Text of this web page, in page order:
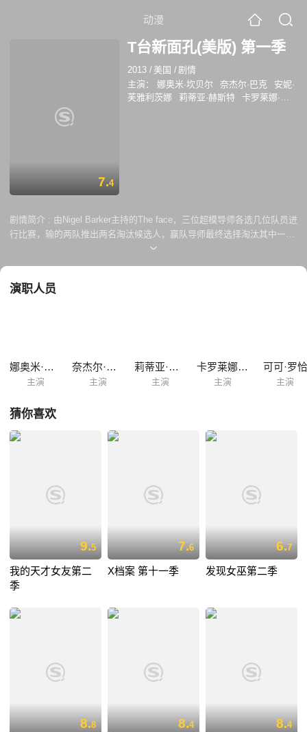
动漫
7.4
T台新面孔(美版) 第一季
2013 / 美国 /剧情
主演：
娜奥米·坎贝尔 奈杰尔·巴克
安妮·
芙雅利茨娜
莉蒂亚·赫斯特
卡罗莱娜·科
剧情简介 : 由Nigel Barker主持的The face，三位超模导师各选几位队员进
行比赛，输的两队推出两名淘汰候选人，赢队导师最终选择淘汰其中一
个。 Naomi强势使手段，Karolina公正中庸，Coco感性肆意，在各有特色
演职人员
娜奥米·坎贝尔
主演
奈杰尔·巴克
主演
莉蒂亚·赫斯特
主演
卡罗莱娜·科库娃
主演
可可·罗恰
主演
猜你喜欢
9.5
我的天才女友第二
季
7.6
X档案 第十一季
6.7
发现女巫第二季
8.8 8.4 8.4